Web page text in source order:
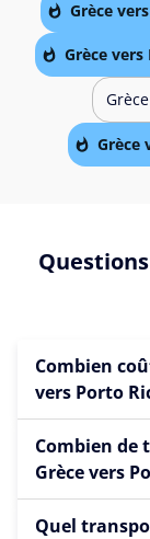
Grèce
Grèce
Grèce
Combien
vers Porto
Combien de
Grèce vers
Quel